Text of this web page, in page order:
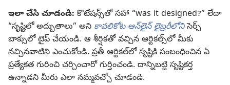
ఇలా చేసి చూడండి: కొటేషన్స్‌తో సహా “was it designed?” లేదా
“సృష్టిలో అద్భుతాలు” అని కావలికోట ఆన్‌లైన్‌ లైబ్రరీలోనిసెర్చ్‌
బాక్సులో టైప్‌ చేయండి. ఆ శీర్షికతో వచ్చిన ఆర్టికల్స్‌లో మీకు
నచ్చినవాటిని ఎంచుకోండి. ప్రతీ ఆర్టికల్‌లో సృష్టికి సంబంధించిన ఏ
ప్రత్యేకత గురించి చర్చించారో గుర్తించండి. దాన్నిబట్టి సృష్టికర్త
ఉన్నాడని మీరు ఎలా నమ్మవచ్చో చూడండి.